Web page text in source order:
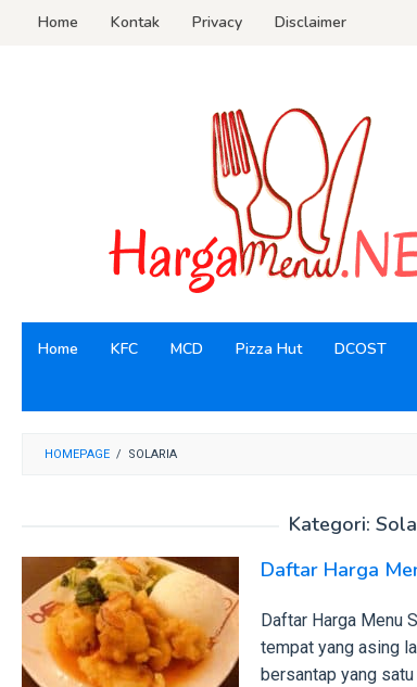
LoncatHome Kontak Privacy Disclaimer
Home KFC MCD Pizza Hut DCOST
HOMEPAGE / SOLARIA
Kategori:
Daftar Harga
Daftar Harga Menu
tempat yang asing
bersantap yang satu